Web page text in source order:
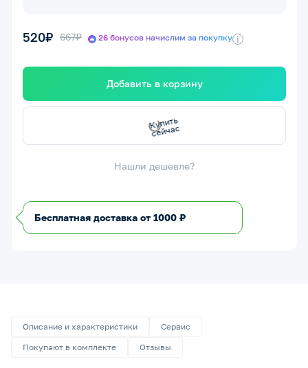
520₽ 667₽ 26 бонусов начислим за покупку i
Добавить в корзину
Купить
сейчас
Нашли дешевле?
Бесплатная доставка от 1000 ₽
Описание и характеристики
Сервис
Покупают в комплекте
Отзывы